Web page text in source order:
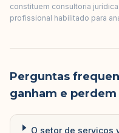
constituem consultoria
profissional habilitado para
Perguntas
ganham e
O setor de serviços